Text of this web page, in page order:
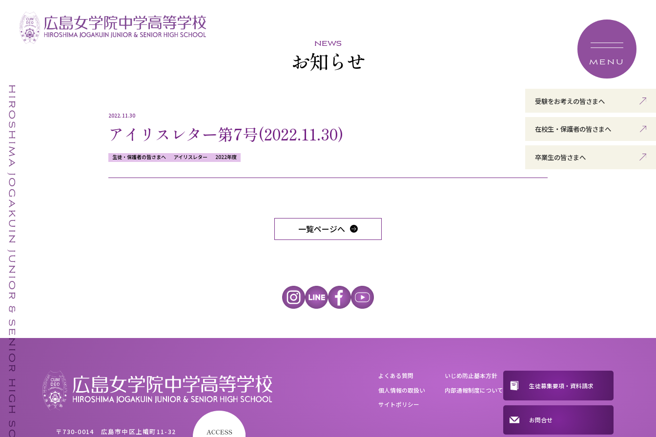
MENU
受験をお考えの皆さまへ
在校生・保護者の皆さまへ
卒業生の皆さまへ
news
お知らせ
2022.11.30
アイリスレター第7号(2022.11.30)
生徒・保護者の皆さまへ アイリスレター 2022年度
一覧ページへ
〒730-0014 広島市中区上幟町11-32
よくある質問
個人情報の取扱い
サイトポリシー
いじめ防止基本方針
内部通報制度について
生徒募集要項・資料請求
お問合せ